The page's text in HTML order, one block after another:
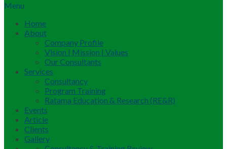
Menu
Home
About
Company Profile
Vision | Mission | Values
Our Consultants
Services
Consultancy
Program Training
Ratama Education & Research (RE&R)
Events
Article
Clients
Gallery